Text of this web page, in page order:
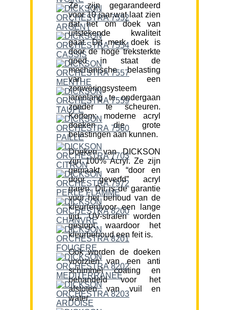
Ze zijn gegarandeerd
voor 10 jaar,wat laat zien
dat het om doek van
uitstekende kwaliteit
gaat. Dit merk doek is
door de hoge treksterkte
goed in staat de
mechanische belasting
van een
zonweringsysteem
jarenlang te ondergaan
zonder te scheuren.
Kortom; moderne acryl
doeken die grote
belastingen aan kunnen.
Doeken van DICKSON
zijn 100% Acryl. Ze zijn
gemaakt van “door en
door geverfd” acryl
garen. Dit is de garantie
voor het behoud van de
kleur(en)voor een lange
tijd. UV-stralen worden
gestopt waardoor het
kleurbehoud een feit is.
Ook worden de doeken
voorzien van een anti
schimmel coating en
behandeld voor het
afstoten van vuil en
water.